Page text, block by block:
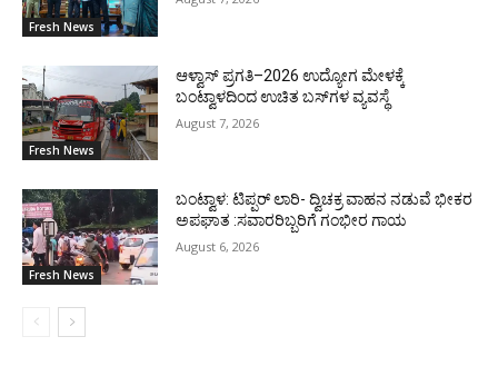
Fresh News
Fresh News
ಆಳ್ವಾಸ್ ಪ್ರಗತಿ–2026 ಉದ್ಯೋಗ ಮೇಳಕ್ಕೆ
ಬಂಟ್ವಾಳದಿಂದ ಉಚಿತ ಬಸ್‌ಗಳ ವ್ಯವಸ್ಥೆ
August 7, 2026
Fresh News
ಬಂಟ್ವಾಳ: ಟಿಪ್ಪರ್ ಲಾರಿ- ದ್ವಿಚಕ್ರ ವಾಹನ ನಡುವೆ ಭೀಕರ
ಅಪಘಾತ :ಸವಾರರಿಬ್ಬರಿಗೆ ಗಂಭೀರ ಗಾಯ
August 6, 2026